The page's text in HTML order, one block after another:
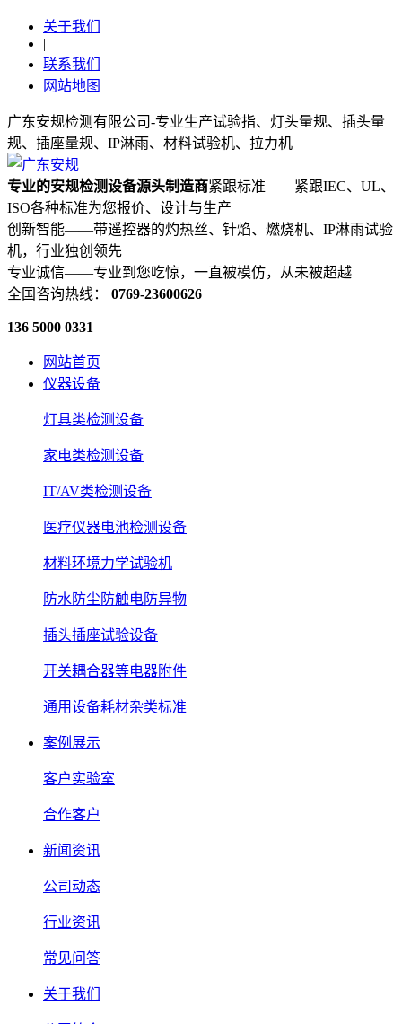
关于我们
|
联系我们
网站地图
广东安规检测有限公司-专业生产试验指、灯头量规、插头量
规、插座量规、IP淋雨、材料试验机、拉力机
专业的安规检测设备源头制造商紧跟标准——紧跟IEC、UL、
ISO各种标准为您报价、设计与生产
创新智能——带遥控器的灼热丝、针焰、燃烧机、IP淋雨试验
机，行业独创领先
专业诚信——专业到您吃惊，一直被模仿，从未被超越
全国咨询热线： 0769-23600626
136 5000 0331
网站首页
仪器设备
灯具类检测设备
家电类检测设备
IT/AV类检测设备
医疗仪器电池检测设备
材料环境力学试验机
防水防尘防触电防异物
插头插座试验设备
开关耦合器等电器附件
通用设备耗材杂类标准
案例展示
客户实验室
合作客户
新闻资讯
公司动态
行业资讯
常见问答
关于我们